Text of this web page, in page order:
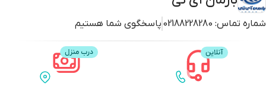
شماره تماس: 02188228280 پاسخگوی شما هستیم